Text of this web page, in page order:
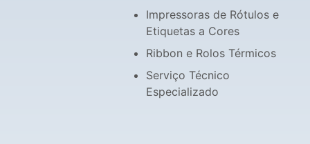
Impressoras de Rótulos e
Etiquetas a Cores
Ribbon e Rolos Térmicos
Serviço Técnico
Especializado